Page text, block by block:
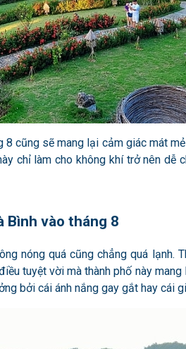
8 cũng sẽ mang lại cảm giác mát
chỉ làm cho không khí trở nên dễ
Bình vào tháng 8
nóng quá cũng chẳng quá
tuyệt vời mà thành phố này
bởi cái ánh nắng gay gắt hay cái